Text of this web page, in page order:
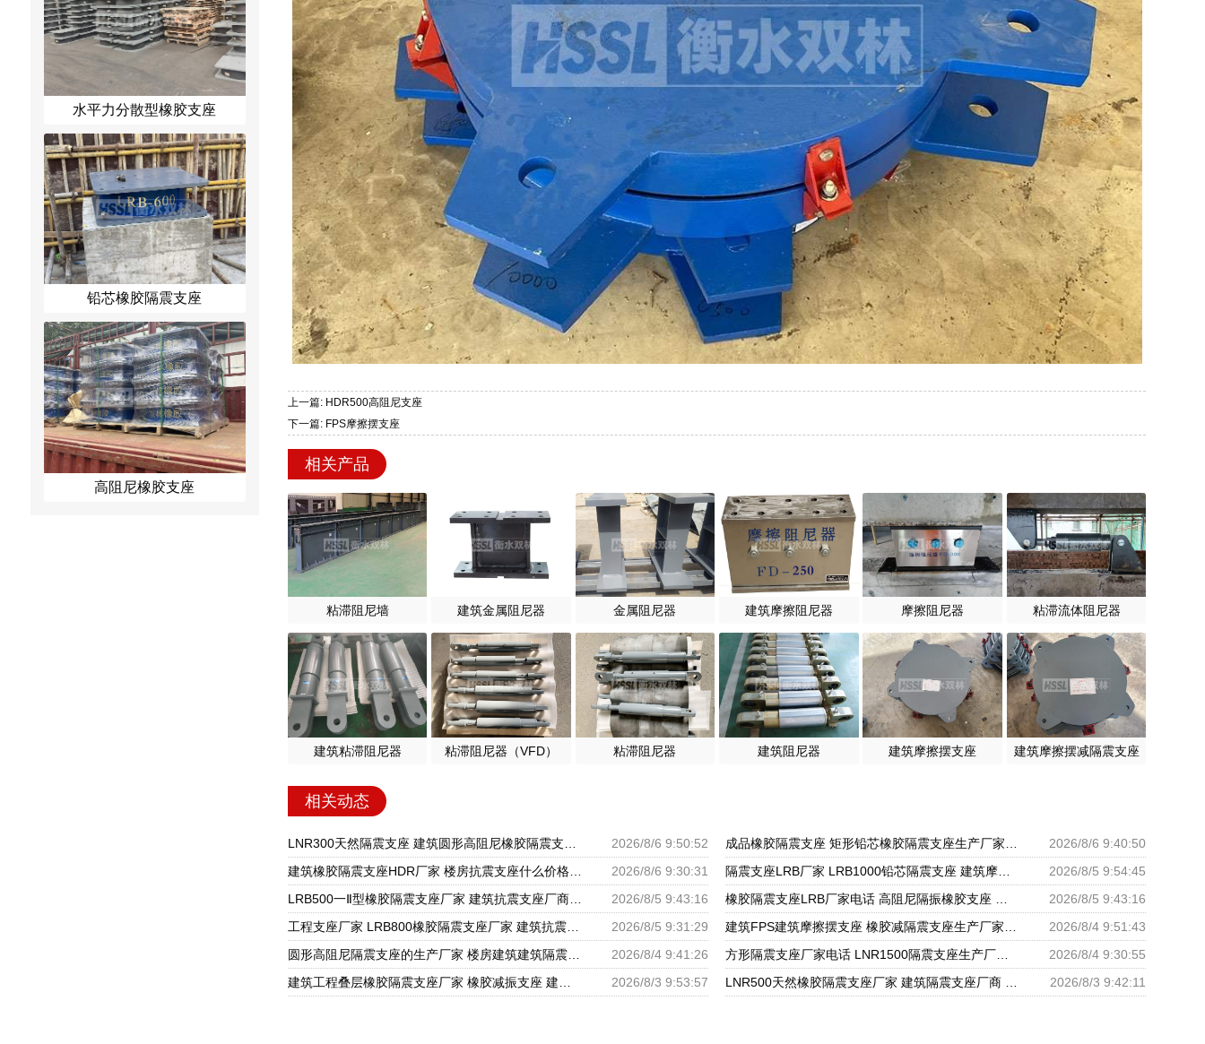
水平力分散型橡胶支座
铅芯橡胶隔震支座
高阻尼橡胶支座
上一篇: HDR500高阻尼支座
下一篇: FPS摩擦摆支座
相关产品
粘滞阻尼墙 建筑金属阻尼器 金属阻尼器 建筑摩擦阻尼器 摩擦阻尼器 粘滞流体阻尼器
建筑粘滞阻尼器 粘滞阻尼器（VFD） 粘滞阻尼器 建筑阻尼器 建筑摩擦摆支座 建筑摩擦摆减隔震支座
相关动态
2026/8/6 9:50:52
2026/8/6 9:40:50
建筑橡胶隔震支座HDR厂家 楼房抗震支座什么价格 HDR高阻尼支座什么价格
2026/8/6 9:30:31
2026/8/5 9:54:45
LRB500一Ⅱ型橡胶隔震支座厂家 建筑抗震支座厂商源头工厂 高阻尼减震橡胶支座厂家
2026/8/5 9:43:16
2026/8/5 9:43:16
工程支座厂家 LRB800橡胶隔震支座厂家 建筑抗震支座LRB600厂家
2026/8/5 9:31:29
2026/8/4 9:51:43
圆形高阻尼隔震支座的生产厂家 楼房建筑建筑隔震支座源头工厂 LRB橡胶隔震支座1100厂家
2026/8/4 9:41:26
2026/8/4 9:30:55
2026/8/3 9:53:57 2026/8/3 9:42:11